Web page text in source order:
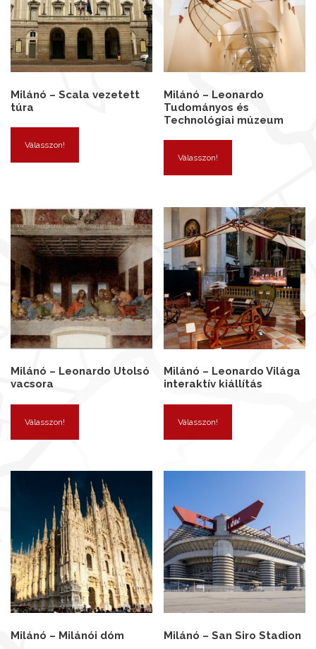
Milánó – Scala vezetett
túra
Válasszon!
Milánó – Leonardo
Tudományos és
Technológiai múzeum
Válasszon!
Milánó – Leonardo Utolsó
vacsora
Válasszon!
Milánó – Leonardo Világa
interaktív kiállítás
Válasszon!
Milánó – Milánói dóm Milánó – San Siro Stadion